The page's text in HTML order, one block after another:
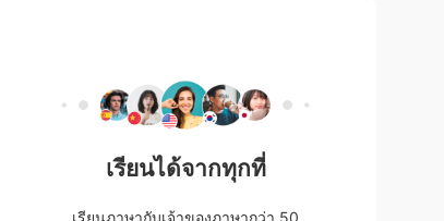
เรียนได้จากทุกที่